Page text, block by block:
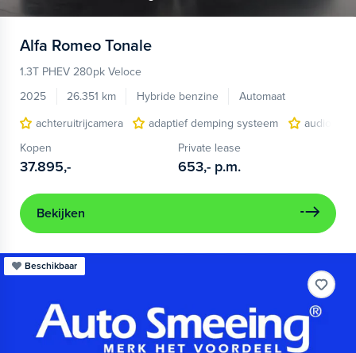
Alfa Romeo Tonale
1.3T PHEV 280pk Veloce
2025
26.351 km Hybride benzine
Automaat
achteruitrijcamera
adaptief demping systeem
audio
Kopen
37.895,-
Private lease
653,- p.m.
Bekijken
Beschikbaar